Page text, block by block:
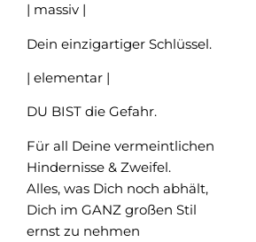
| massiv |
Dein einzigartiger Schlüssel.
| elementar |
DU BIST die Gefahr.
Für all Deine vermeintlichen
Hindernisse & Zweifel.
Alles, was Dich noch abhält,
Dich im GANZ großen Stil
ernst zu nehmen